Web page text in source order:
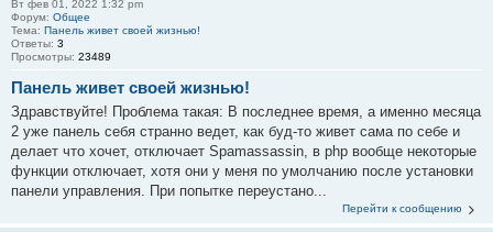
Вт фев 01, 2022 1:32 pm
Форум: Общее
Тема: Панель живет своей жизнью!
Ответы: 3
Просмотры: 23489
Панель живет своей жизнью!
Здравствуйте! Проблема такая: В последнее время, а именно месяца
2 уже панель себя странно ведет, как буд-то живет сама по себе и
делает что хочет, отключает Spamassassin, в php вообще некоторые
функции отключает, хотя они у меня по умолчанию после установки
панели управления. При попытке переустано...
Перейти к сообщению